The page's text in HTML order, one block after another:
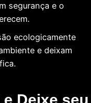
segurança e o
ecologicamente
e deixam